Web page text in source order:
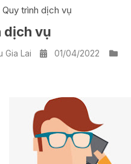
Quy trình dịch vụ
dịch vụ
Gia Lai 01/04/2022